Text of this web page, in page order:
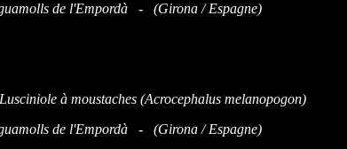
de l'Empordà - (Girona / Espagne)
de l'Empordà - (Girona / Espagne)